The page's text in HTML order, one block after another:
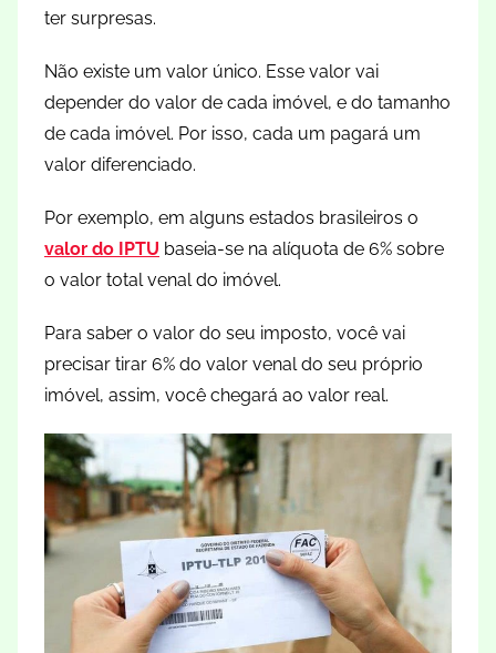
ter surpresas.
Não existe um valor único. Esse valor vai
depender do valor de cada imóvel, e do tamanho
de cada imóvel. Por isso, cada um pagará um
valor diferenciado.
Por exemplo, em alguns estados brasileiros o
valor do IPTU baseia-se na alíquota de 6% sobre
o valor total venal do imóvel.
Para saber o valor do seu imposto, você vai
precisar tirar 6% do valor venal do seu próprio
imóvel, assim, você chegará ao valor real.